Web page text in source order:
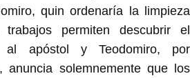
quin ordenaría la limpieza
permiten descubrir el
al apóstol y Teodomiro, por
anuncia solemnemente que los